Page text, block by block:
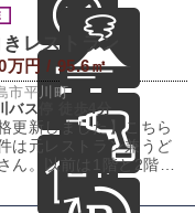
レストラン
万円 / 95.6㎡
市平川町
バス停 徒歩4分
更新しました】こちら
は元レストラン兼うど
ん。以前は1階と2階に
店舗が入っていたそう
通常、建